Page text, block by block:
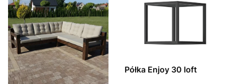
Półka Enjoy 30 loft